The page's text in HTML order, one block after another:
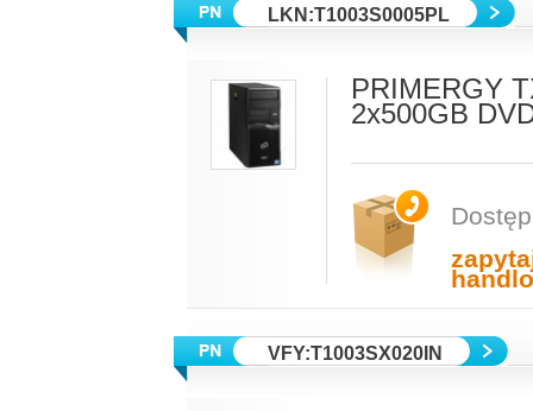
LKN:T1003S0005PL
PRIMERGY
2x500GB
VFY:T1003SX020IN